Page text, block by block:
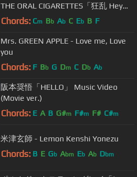
THE ORAL CIGARETTES「狂乱 Hey
Kids!!」MusicVideo
Chords: Cm Bb Ab C Eb B F
Mrs. GREEN APPLE - Love me, Love
you
Chords: F Bb G Dm C Db Ab
阪本奨悟「HELLO」 Music Video
(Movie ver.)
Chords: E A B G#m F#m F# C#m
米津玄師 - Lemon Kenshi Yonezu
Chords: B E Gb Abm Eb Ab Dbm